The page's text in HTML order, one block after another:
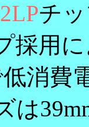
チ
採用
消費
は